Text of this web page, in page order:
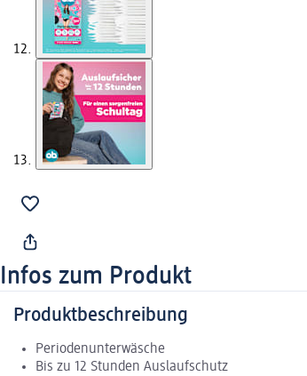
Infos zum Produkt
Produktbeschreibung
Periodenunterwäsche
Bis zu 12 Stunden Auslaufschutz